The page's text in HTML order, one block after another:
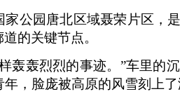
公园唐北区域聂荣片区，
的关键节点。
轰轰烈烈的事迹。”车里的
，脸庞被高原的风雪刻上